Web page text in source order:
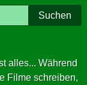
Suchen
alles... Während
Filme schreiben,